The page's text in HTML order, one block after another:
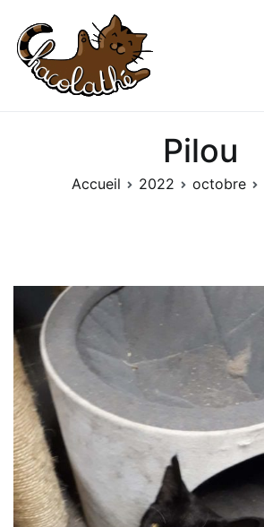
contenu
Pilou
Accueil 2022 octobre